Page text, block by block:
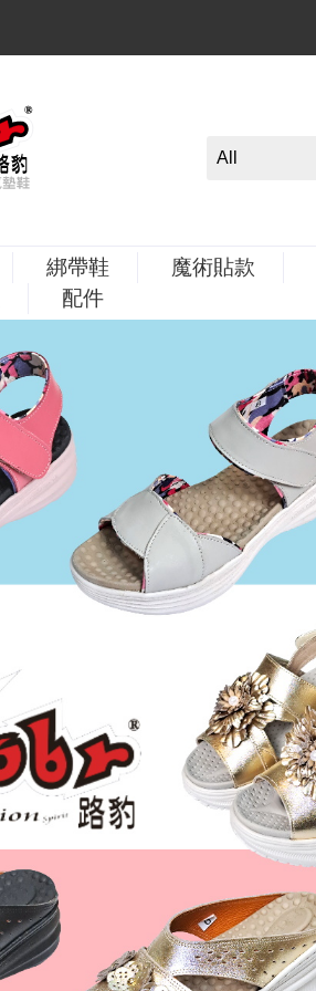
綁帶鞋 魔術貼款
配件